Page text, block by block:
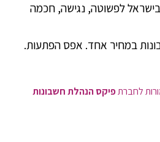
בישראל לפשוטה, נגישה, חכמה
במחיר אחד. אפס הפתעות.
פיקס הנהלת חשבונות